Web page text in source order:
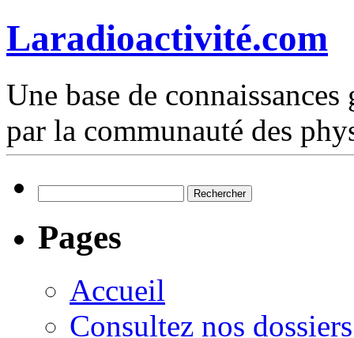
Laradioactivité.com
Une base de
par la communauté des
Pages
Accueil
Consultez nos dossiers